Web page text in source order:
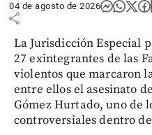
share
04 de agosto de 2026
La Jurisdicción Especial
27 exintegrantes de las
violentos que marcaron
entre ellos el asesinato
Gómez Hurtado, uno de
controversiales dentro